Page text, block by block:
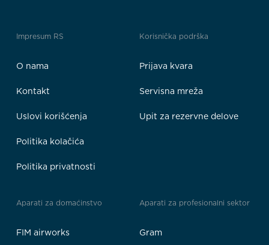
Impresum RS
O nama
Kontakt
Uslovi korišćenja
Politika kolačića
Politika privatnosti
Korisnička podrška
Prijava kvara
Servisna mreža
Upit za rezervne delove
Aparati za domaćinstvo
FIM airworks
Aparati za profesionalni sektor
Gram